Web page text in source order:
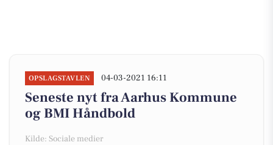
OPSLAGSTAVLEN 04-03-2021 16:11
Seneste nyt fra Aarhus Kommune
og BMI Håndbold
Kilde: Sociale medier